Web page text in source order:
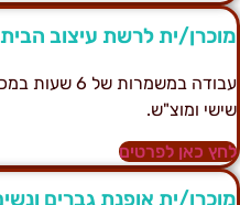
ית לרשת עיצוב הבית
עבודה במשמרות
ומוצ"ש.
כאן לפרטים